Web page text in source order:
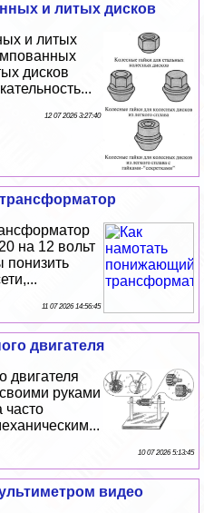
и литых дисков
и литых
дисков
12 07 2026 3:27:40
на 12 вольт
понизить
11 07 2026 14:56:45
двигателя
двигателя
руками
часто
10 07 2026 5:13:45
видео